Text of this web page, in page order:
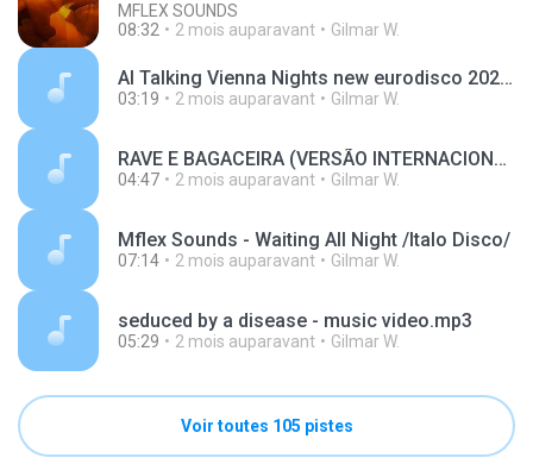
MFLEX SOUNDS
08:32
2 mois auparavant Gilmar W.
AI Talking Vienna Nights new eurodisco 2024.mp3
03:19 2 mois auparavant Gilmar W.
RAVE E BAGACEIRA (VERSÃO INTERNACIONAL) SÉRIE BEM VINDOS AO ÉDEN _ ( COM GRAVE) JOANDERSON CDS.mp3
04:47 2 mois auparavant Gilmar W.
Mflex Sounds - Waiting All Night /Italo Disco/
07:14 2 mois auparavant Gilmar W.
seduced by a disease - music video.mp3
05:29 2 mois auparavant Gilmar W.
Voir toutes 105 pistes